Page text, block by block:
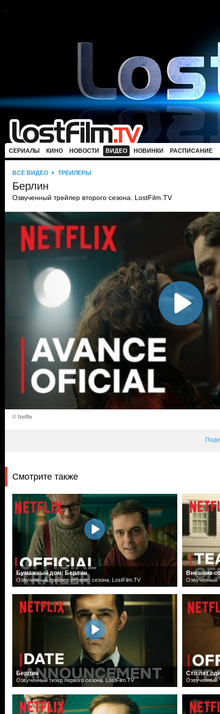
СЕРИАЛЫ КИНО НОВОСТИ ВИДЕО НОВИНКИ РАСПИСАНИЕ
ВСЕ ВИДЕО ТРЕЙЛЕРЫ
Берлин
Озвученный трейлер второго сезона. LostFilm.TV
© Netflix
Смотрите также
Бумажный дом: Берлин
Озвученный трейлер первого сезона. LostFilm.TV
Берлин
Озвученный тизер первого сезона. LostFilm.TV
Внешние
Озвученный
Сто лет
Озвученный